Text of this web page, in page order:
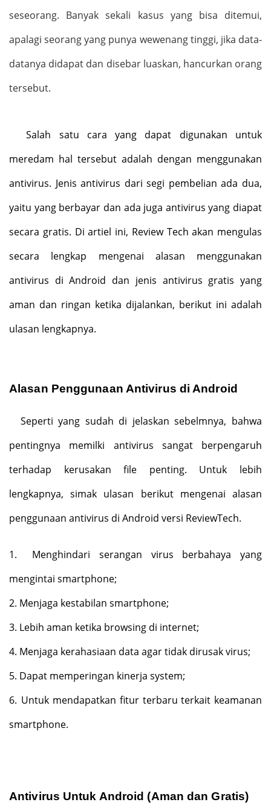
seseorang. Banyak sekali kasus yang bisa ditemui,
apalagi seorang yang punya wewenang tinggi, jika data-
datanya didapat dan disebar luaskan, hancurkan orang
tersebut.
Salah satu cara yang dapat digunakan untuk
meredam hal tersebut adalah dengan menggunakan
antivirus. Jenis antivirus dari segi pembelian ada dua,
yaitu yang berbayar dan ada juga antivirus yang diapat
secara gratis. Di artiel ini, Review Tech akan mengulas
secara lengkap mengenai alasan menggunakan
antivirus di Android dan jenis antivirus gratis yang
aman dan ringan ketika dijalankan, berikut ini adalah
ulasan lengkapnya.
Alasan Penggunaan Antivirus di Android
Seperti yang sudah di jelaskan sebelmnya, bahwa
pentingnya memilki antivirus sangat berpengaruh
terhadap kerusakan file penting. Untuk lebih
lengkapnya, simak ulasan berikut mengenai alasan
penggunaan antivirus di Android versi ReviewTech.
1.
Menghindari serangan virus berbahaya yang
mengintai smartphone;
2. Menjaga kestabilan smartphone;
3. Lebih aman ketika browsing di internet;
4. Menjaga kerahasiaan data agar tidak dirusak virus;
5. Dapat memperingan kinerja system;
6. Untuk mendapatkan fitur terbaru terkait keamanan
smartphone.
Antivirus Untuk Android (Aman dan Gratis)